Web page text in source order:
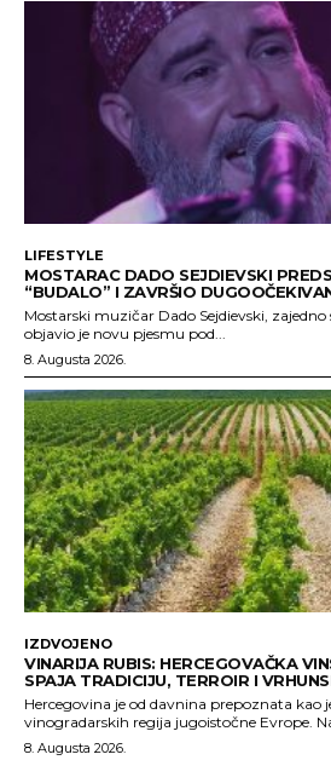
LIFESTYLE
MOSTARAC DADO SEJDIEVSKI
“BUDALO” I ZAVRŠIO
Mostarski muzičar Dado Sejdievski,
objavio je novu pjesmu pod...
8. Augusta 2026.
IZDVOJENO
VINARIJA RUBIS: HERCEGOVAČKA
SPAJA TRADICIJU, TERROIR I
Hercegovina je od davnina prepoznata kao
vinogradarskih regija jugoistočne Evrope.
8. Augusta 2026.